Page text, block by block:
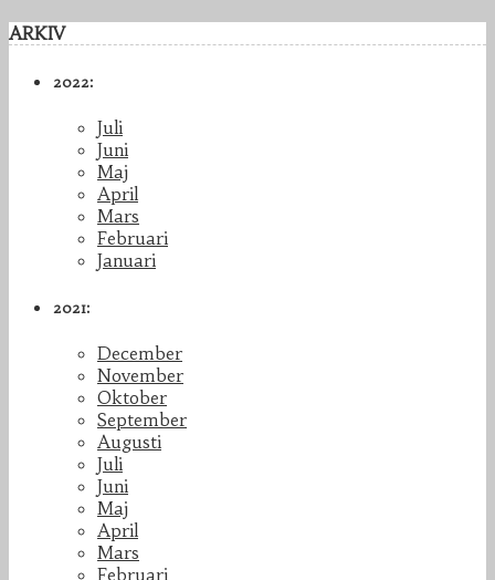
ARKIV
2022:
Juli
Juni
Maj
April
Mars
Februari
Januari
2021:
December
November
Oktober
September
Augusti
Juli
Juni
Maj
April
Mars
Februari